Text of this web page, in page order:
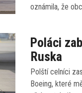
oznámila, že
Poláci
Ruska
Polští celníci
Boeing, které